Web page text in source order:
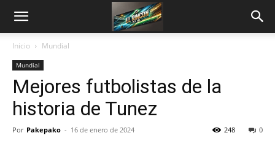
Inicio Mundial
Mundial
Mejores futbolistas de la
historia de Tunez
Por Pakepako - 16 de enero de 2024 0
248